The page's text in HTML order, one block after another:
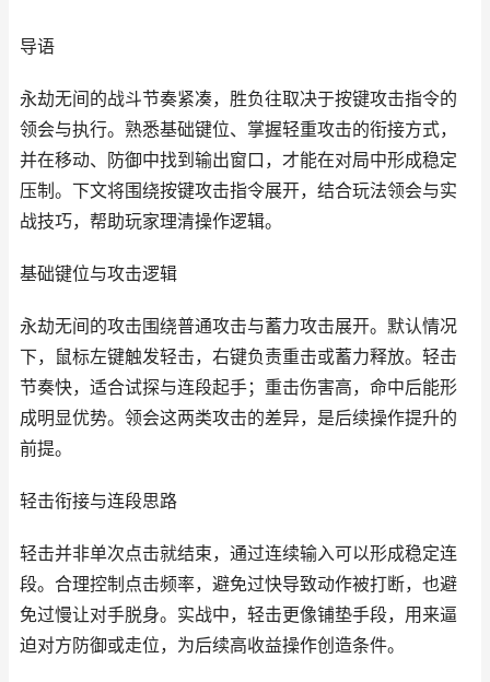
导语
永劫无间的战斗节奏紧凑，胜负往取决于按键攻击指令的
领会与执行。熟悉基础键位、掌握轻重攻击的衔接方式，
并在移动、防御中找到输出窗口，才能在对局中形成稳定
压制。下文将围绕按键攻击指令展开，结合玩法领会与实
战技巧，帮助玩家理清操作逻辑。
基础键位与攻击逻辑
永劫无间的攻击围绕普通攻击与蓄力攻击展开。默认情况
下，鼠标左键触发轻击，右键负责重击或蓄力释放。轻击
节奏快，适合试探与连段起手；重击伤害高，命中后能形
成明显优势。领会这两类攻击的差异，是后续操作提升的
前提。
轻击衔接与连段思路
轻击并非单次点击就结束，通过连续输入可以形成稳定连
段。合理控制点击频率，避免过快导致动作被打断，也避
免过慢让对手脱身。实战中，轻击更像铺垫手段，用来逼
迫对方防御或走位，为后续高收益操作创造条件。